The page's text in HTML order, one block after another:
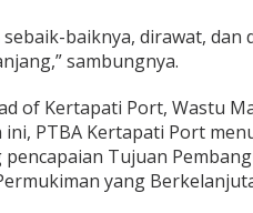
baiknya, dirawat, dan
sambungnya.
of Kertapati Port, Wastu
PTBA Kertapati Port
Tujuan
yang